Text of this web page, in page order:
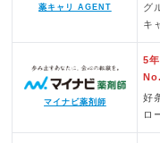
薬キャリ AGENT
グ
キ
マイナビ薬剤師
5
好
ロ